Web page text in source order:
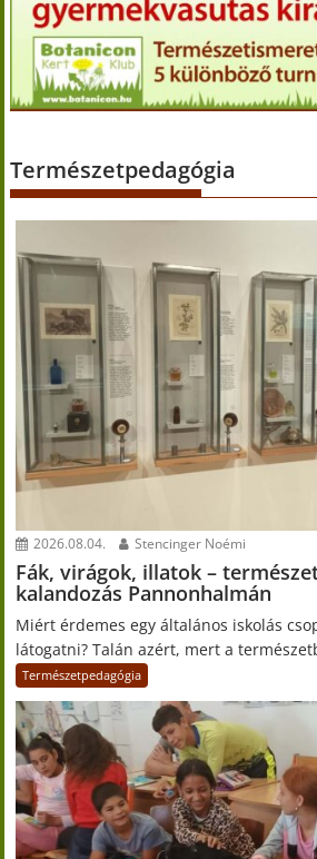
Természetpedagógia
2026.08.04. Stencinger Noémi
Fák, virágok, illatok –
kalandozás Pannonhalmán
Miért érdemes egy általános iskolás
látogatni? Talán azért, mert a
Természetpedagógia